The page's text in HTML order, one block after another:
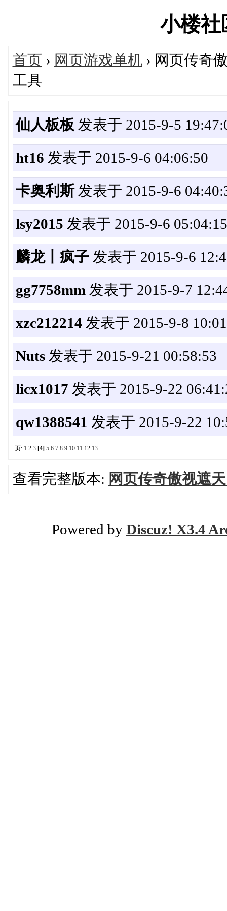
小楼社
首页 › 网页游戏单机› 网页传奇
工具
仙人板板 发表于 2015-9-5
ht16 发表于 2015-9-6 04:06:50
卡奥利斯发表于 2015-9-6
lsy2015 发表于 2015-9-6 05:04:15
麟龙丨疯子发表于 2015-9-6
gg7758mm 发表于 2015-9-7
xzc212214 发表于 2015-9-8
Nuts发表于 2015-9-21 00:58:53
licx1017 发表于 2015-9-22
qw1388541 发表于 2015-9-22
页: 1 2 3 [4] 5 6 7 8 9 10 11 12 13
查看完整版本: 网页传奇傲视遮
Powered by Discuz! X3.4